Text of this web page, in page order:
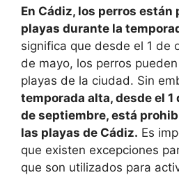
En Cádiz, los perros
playas durante la
significa que desde el 1 de
de mayo, los perros
playas de la ciudad. Sin
temporada alta, desde el
de septiembre, está
las playas de Cádiz. Es
que existen excepciones
que son utilizados para